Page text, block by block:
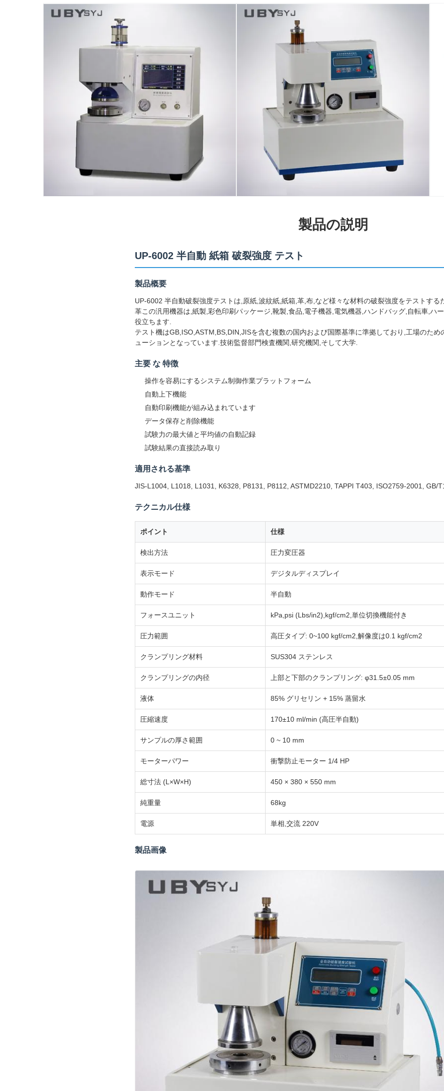
製品の説明
UP-6002 半自動 紙箱 破裂強度 テスト
製品概要
UP-6002 半自動破裂強度テストは,原紙,波紋紙,紙箱,革,布,など様々な材料の破裂強度をテストする
革この汎用機器は,紙製,彩色印刷パッケージ,靴製,食品,電子機器,電気機器,ハンドバッグ,自転車,ハ
役立ちます.
テスト機はGB,ISO,ASTM,BS,DIN,JISを含む複数の国内および国際基準に準拠しており,工場のた
ューションとなっています.技術監督部門検査機関,研究機関,そして大学.
主要 な 特徴
操作を容易にするシステム制御作業プラットフォーム
自動上下機能
自動印刷機能が組み込まれています
データ保存と削除機能
試験力の最大値と平均値の自動記録
試験結果の直接読み取り
適用される基準
JIS-L1004, L1018, L1031, K6328, P8131, P8112, ASTMD2210, TAPPI T403, ISO2759-2001, GB/
テクニカル仕様
ポイント 仕様
検出方法 圧力変圧器
表示モード デジタルディスプレイ
動作モード 半自動
フォースユニット kPa,psi (Lbs/in2),kgf/cm2,単位切換機能付き
圧力範囲 高圧タイプ: 0~100 kgf/cm2,解像度は0.1 kgf/cm2
クランプリング材料 SUS304 ステンレス
クランプリングの内径 上部と下部のクランプリング: φ31.5±0.05 mm
液体 85% グリセリン + 15% 蒸留水
圧縮速度 170±10 ml/min (高圧半自動)
サンプルの厚さ範囲 0 ~ 10 mm
モーターパワー 衝撃防止モーター 1/4 HP
総寸法 (L×W×H) 450 × 380 × 550 mm
純重量 68kg
電源 単相,交流 220V
製品画像